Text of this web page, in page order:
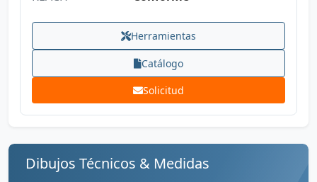
Herramientas
Catálogo
Solicitud
Dibujos Técnicos & Medidas